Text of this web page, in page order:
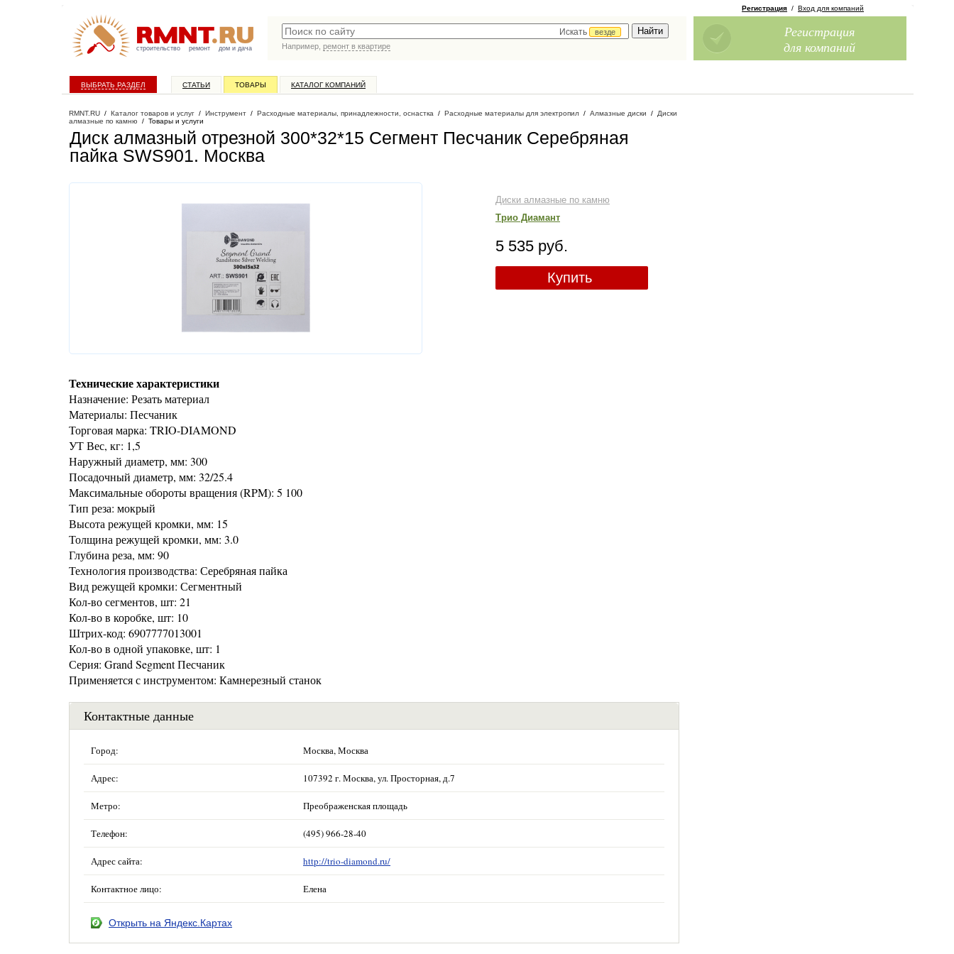
строительство ремонт дом и дача
Искать
везде
Например, ремонт в квартире
Регистрация / Вход для компаний
Регистрация
для компаний
ВЫБРАТЬ РАЗДЕЛ СТАТЬИ ТОВАРЫ КАТАЛОГ КОМПАНИЙ
RMNT.RU / Каталог товаров и услуг / Инструмент / Расходные материалы, принадлежности, оснастка / Расходные материалы для электропил / Алмазные диски / Диски
алмазные по камню / Товары и услуги
Диск алмазный отрезной 300*32*15 Сегмент Песчаник Серебряная
пайка SWS901. Москва
Диски алмазные по камню
Трио Диамант
5 535 руб.
Купить
Технические характеристики
Назначение: Резать материал
Материалы: Песчаник
Торговая марка: TRIO-DIAMOND
УТ Вес, кг: 1,5
Наружный диаметр, мм: 300
Посадочный диаметр, мм: 32/25.4
Максимальные обороты вращения (RPM): 5 100
Тип реза: мокрый
Высота режущей кромки, мм: 15
Толщина режущей кромки, мм: 3.0
Глубина реза, мм: 90
Технология производства: Серебряная пайка
Вид режущей кромки: Сегментный
Кол-во сегментов, шт: 21
Кол-во в коробке, шт: 10
Штрих-код: 6907777013001
Кол-во в одной упаковке, шт: 1
Серия: Grand Segment Песчаник
Применяется с инструментом: Камнерезный станок
Контактные данные
Город: Москва, Москва
Адрес: 107392 г. Москва, ул. Просторная, д.7
Метро: Преображенская площадь
Телефон: (495) 966-28-40
Адрес сайта: http://trio-diamond.ru/
Контактное лицо: Елена
Открыть на Яндекс.Картах